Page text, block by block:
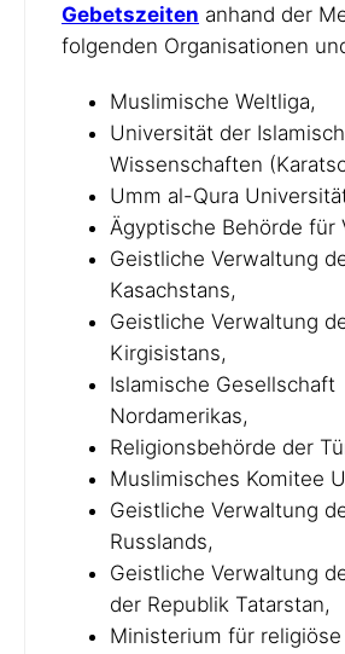
Gebetszeiten anhand der
folgenden Organisationen
Muslimische Weltliga,
Universität der
Wissenschaften
Umm al-Qura
Ägyptische Behörde für
Geistliche Verwaltung
Kasachstans,
Geistliche Verwaltung
Kirgisistans,
Islamische Gesellschaft
Nordamerikas,
Religionsbehörde der
Muslimisches Komitee
Geistliche Verwaltung
Russlands,
Geistliche Verwaltung
der Republik Tatarstan,
Ministerium für religiöse